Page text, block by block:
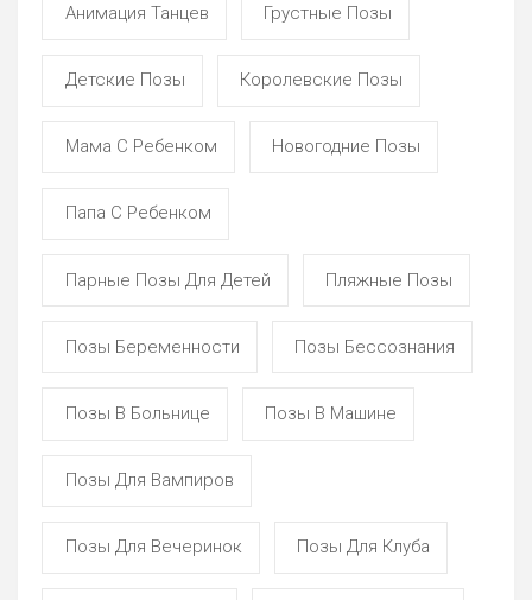
Анимация Танцев Грустные Позы
Детские Позы Королевские Позы
Мама С Ребенком Новогодние Позы
Папа С Ребенком
Парные Позы Для Детей Пляжные Позы
Позы Беременности Позы Бессознания
Позы В Больнице Позы В Машине
Позы Для Вампиров
Позы Для Вечеринок Позы Для Клуба